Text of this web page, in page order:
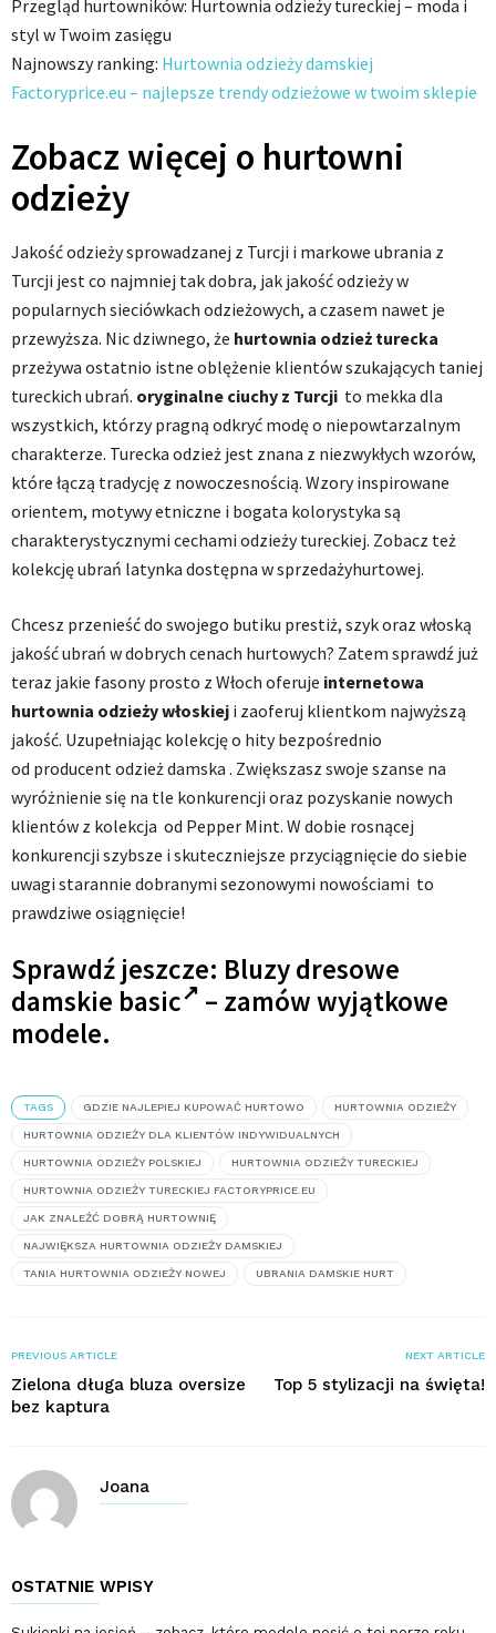
Przegląd hurtowników: Hurtownia odzieży tureckiej – moda i
styl w Twoim zasięgu
Najnowszy ranking: Hurtownia odzieży damskiej
Factoryprice.eu – najlepsze trendy odzieżowe w twoim sklepie
Zobacz więcej o hurtowni
odzieży
Jakość odzieży sprowadzanej z Turcji i markowe ubrania z
Turcji jest co najmniej tak dobra, jak jakość odzieży w
popularnych sieciówkach odzieżowych, a czasem nawet je
przewyższa. Nic dziwnego, że hurtownia odzież turecka
przeżywa ostatnio istne oblężenie klientów szukających taniej
tureckich ubrań. oryginalne ciuchy z Turcji to mekka dla
wszystkich, którzy pragną odkryć modę o niepowtarzalnym
charakterze. Turecka odzież jest znana z niezwykłych wzorów,
które łączą tradycję z nowoczesnością. Wzory inspirowane
orientem, motywy etniczne i bogata kolorystyka są
charakterystycznymi cechami odzieży tureckiej. Zobacz też
kolekcję ubrań latynka dostępna w sprzedażyhurtowej.
Chcesz przenieść do swojego butiku prestiż, szyk oraz włoską
jakość ubrań w dobrych cenach hurtowych? Zatem sprawdź już
teraz jakie fasony prosto z Włoch oferuje internetowa
hurtownia odzieży włoskiej i zaoferuj klientkom najwyższą
jakość. Uzupełniając kolekcję o hity bezpośrednio
od producent odzież damska . Zwiększasz swoje szanse na
wyróżnienie się na tle konkurencji oraz pozyskanie nowych
klientów z kolekcja od Pepper Mint. W dobie rosnącej
konkurencji szybsze i skuteczniejsze przyciągnięcie do siebie
uwagi starannie dobranymi sezonowymi nowościami to
prawdziwe osiągnięcie!
Sprawdź jeszcze: Bluzy dresowe
damskie basic
– zamów wyjątkowe
modele.
TAGS GDZIE NAJLEPIEJ KUPOWAĆ HURTOWO HURTOWNIA ODZIEŻY
HURTOWNIA ODZIEŻY DLA KLIENTÓW INDYWIDUALNYCH
HURTOWNIA ODZIEŻY POLSKIEJ HURTOWNIA ODZIEŻY TURECKIEJ
HURTOWNIA ODZIEŻY TURECKIEJ FACTORYPRICE.EU
JAK ZNALEŹĆ DOBRĄ HURTOWNIĘ
NAJWIĘKSZA HURTOWNIA ODZIEŻY DAMSKIEJ
TANIA HURTOWNIA ODZIEŻY NOWEJ UBRANIA DAMSKIE HURT
PREVIOUS ARTICLE
Zielona długa bluza oversize
bez kaptura
NEXT ARTICLE
Top 5 stylizacji na święta!
Joana
OSTATNIE WPISY